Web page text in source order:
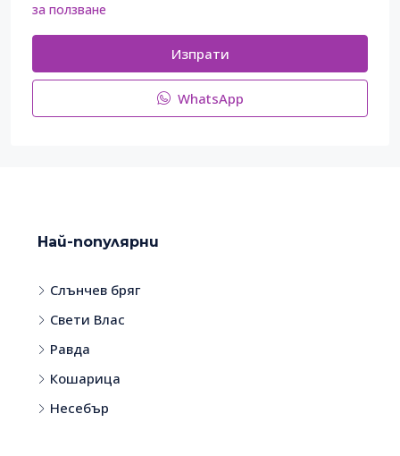
за ползване
Изпрати
WhatsApp
Най-популярни
Слънчев бряг
Свети Влас
Равда
Кошарица
Несебър